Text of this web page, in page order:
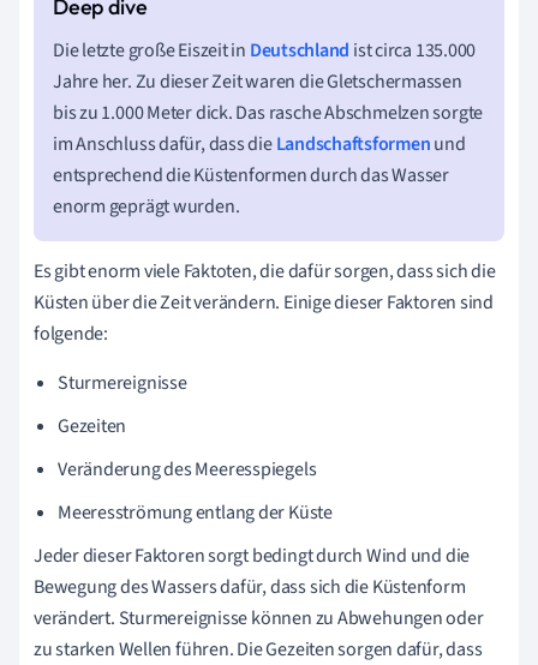
Die letzte große Eiszeit in Deutschland ist circa 135.000
Jahre her. Zu dieser Zeit waren die Gletschermassen
bis zu 1.000 Meter dick. Das rasche Abschmelzen sorgte
im Anschluss dafür, dass dieLandschaftsformenund
entsprechend die Küstenformen durch das Wasser
enorm geprägt wurden.
Es gibt enorm viele Faktoten, die dafür sorgen, dass sich die
Küsten über die Zeit verändern. Einige dieser Faktoren sind
folgende:
Sturmereignisse
Gezeiten
Veränderung des Meeresspiegels
Meeresströmung entlang der Küste
Jeder dieser Faktoren sorgt bedingt durch Wind und die
Bewegung des Wassers dafür, dass sich die Küstenform
verändert. Sturmereignisse können zu Abwehungen oder
zu starken Wellen führen. Die Gezeiten sorgen dafür, dass